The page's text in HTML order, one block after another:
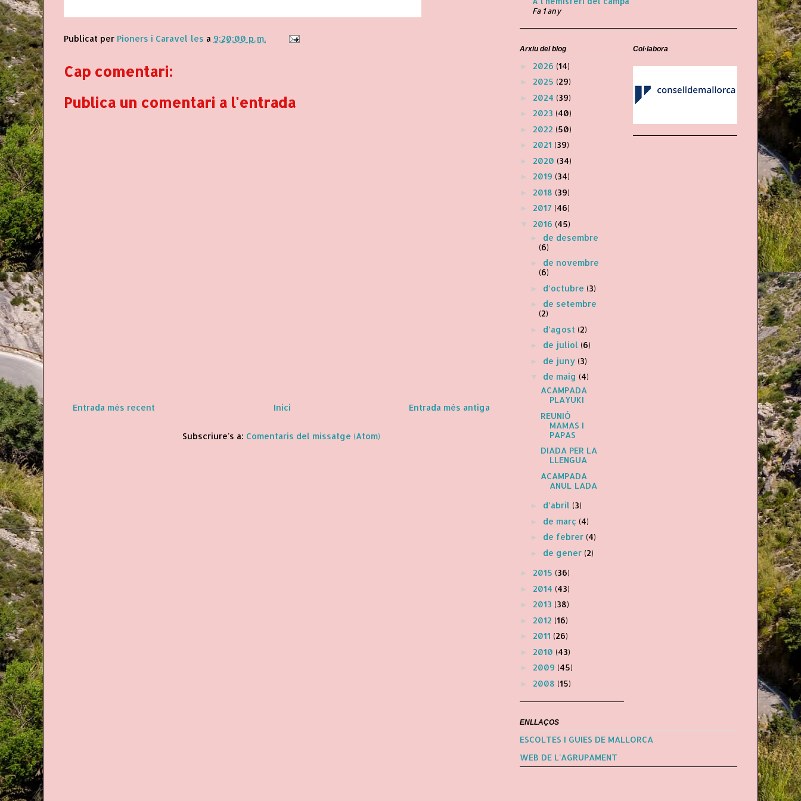
Publicat per Pioners i Caravel·les a 9:20:00 p. m.
Cap comentari:
Publica un comentari a l'entrada
Entrada més recent Entrada més antiga
Inici
Subscriure's a: Comentaris del missatge (Atom)
Fa 1 any
Arxiu del blog
► 2026 (14)
► 2025 (29)
► 2024 (39)
► 2023 (40)
► 2022 (50)
► 2021 (39)
► 2020 (34)
► 2019 (34)
► 2018 (39)
► 2017 (46)
▼ 2016 (45)
► de desembre
(6)
► de novembre
(6)
► d’octubre (3)
► de setembre
(2)
► d’agost (2)
► de juliol (6)
► de juny (3)
▼ de maig (4)
ACAMPADA
PLAYUKI
REUNIÓ
MAMAS I
PAPAS
DIADA PER LA
LLENGUA
ACAMPADA
ANUL·LADA
► d’abril (3)
► de març (4)
► de febrer (4)
► de gener (2)
► 2015 (36)
► 2014 (43)
► 2013 (38)
► 2012 (16)
► 2011 (26)
► 2010 (43)
► 2009 (45)
► 2008 (15)
Col·labora
ENLLAÇOS
ESCOLTES I GUIES DE MALLORCA
WEB DE L'AGRUPAMENT